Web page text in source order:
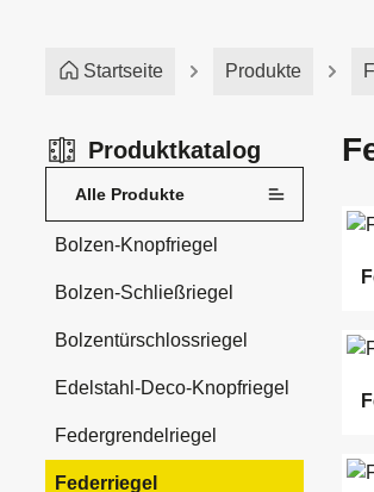
Startseite Produkte
Produktkatalog
Alle Produkte
Bolzen-Knopfriegel
Bolzen-Schließriegel
Bolzentürschlossriegel
Edelstahl-Deco-Knopfriegel
Federgrendelriegel
Federriegel